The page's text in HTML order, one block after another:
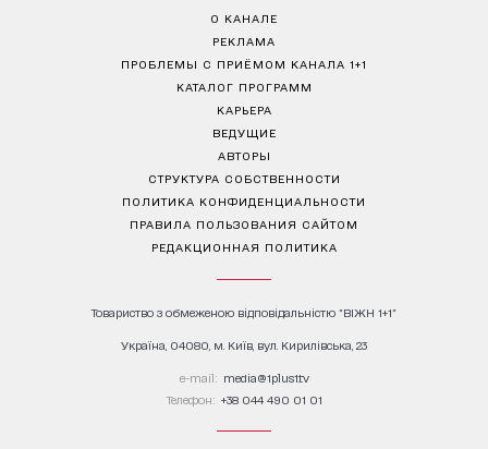
О КАНАЛЕ
РЕКЛАМА
ПРОБЛЕМЫ С ПРИЁМОМ КАНАЛА 1+1
КАТАЛОГ ПРОГРАММ
КАРЬЕРА
ВЕДУЩИЕ
АВТОРЫ
СТРУКТУРА СОБСТВЕННОСТИ
ПОЛИТИКА КОНФИДЕНЦИАЛЬНОСТИ
ПРАВИЛА ПОЛЬЗОВАНИЯ САЙТОМ
РЕДАКЦИОННАЯ ПОЛИТИКА
Товариство з обмеженою відповідальністю "ВІЖН 1+1"
Україна, 04080, м. Київ, вул. Кирилівська, 23
е-mail: media@1plus1.tv
Телефон: +38 044 490 01 01